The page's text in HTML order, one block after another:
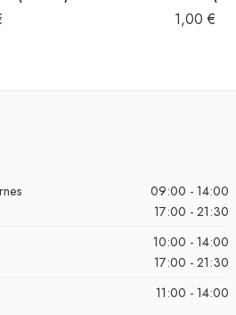
1,00 €
09:00 - 14:00
17:00 - 21:30
10:00 - 14:00
17:00 - 21:30
11:00 - 14:00